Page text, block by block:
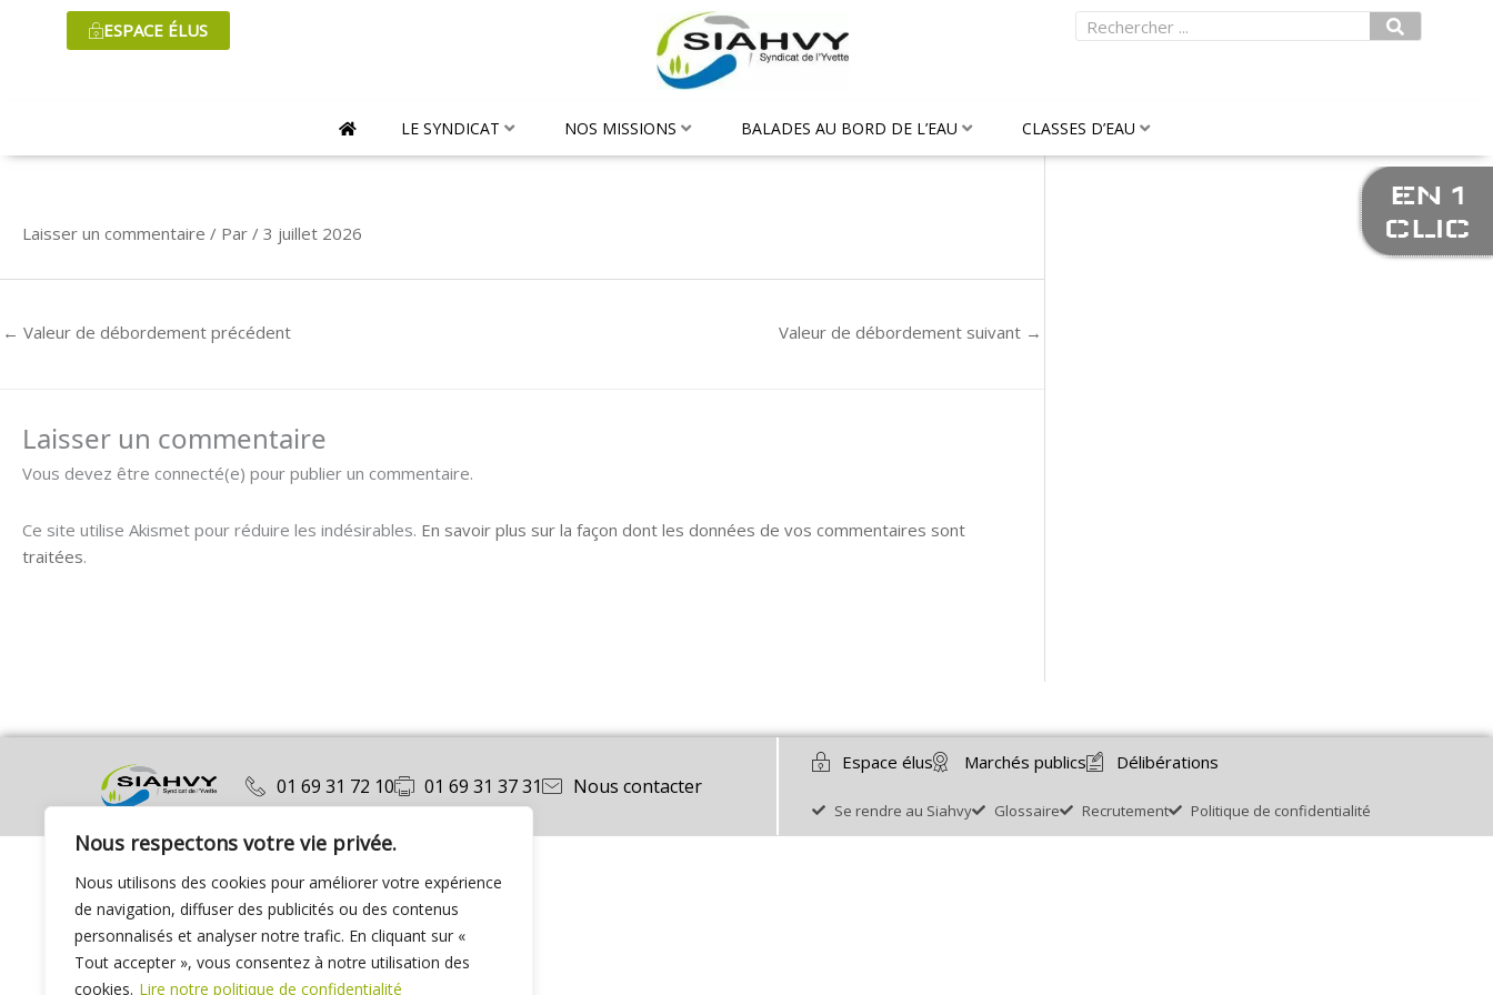
Nous respectons votre vie privée.
Nous utilisons des cookies pour améliorer votre expérience
de navigation, diffuser des publicités ou des contenus
personnalisés et analyser notre trafic. En cliquant sur «
Tout accepter », vous consentez à notre utilisation des
cookies. Lire notre politique de confidentialité
ESPACE ÉLUS Rechercher
LE SYNDICAT NOS MISSIONS BALADES AU BORD DE L’EAU CLASSES D’EAU
Laisser un commentaire / Par / 3 juillet 2026
← Valeur de débordement précédent Valeur de débordement suivant →
Laisser un commentaire
Vous devez être connecté(e) pour publier un commentaire.
Ce site utilise Akismet pour réduire les indésirables. En savoir plus sur la façon dont les données de vos commentaires sont
traitées.
01 69 31 72 10 01 69 31 37 31 Nous contacter
Espace élus Marchés publics Délibérations
Se rendre au Siahvy Glossaire Recrutement Politique de confidentialité
EN 1
CLIC